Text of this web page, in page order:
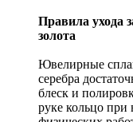
Правила ухода
золота
Ювелирные
серебра
блеск и
руке кольцо